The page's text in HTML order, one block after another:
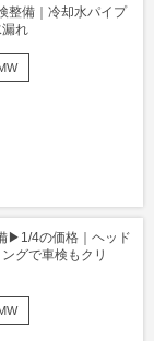
整備｜冷却水パイプ
れ
▶︎1/4の価格｜ヘッド
グで車検もクリ